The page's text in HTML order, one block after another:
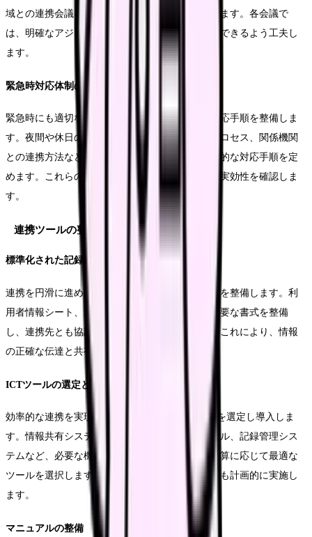
域との連携会議など、目的に応じた会議を設定します。各会議で
は、明確なアジェンダを設定し、実質的な討議ができるよう工夫し
ます。
緊急時対応体制の整備
緊急時にも適切な連携が図れるよう、具体的な対応手順を整備しま
す。夜間や休日の連絡体制、緊急時の意思決定プロセス、関係機関
との連携方法など、想定されるケースごとに具体的な対応手順を定
めます。これらの手順は、定期的な訓練を通じて実効性を確認しま
す。
連携ツールの整備
標準化された記録様式
連携を円滑に進めるため、標準化された記録様式を整備します。利
用者情報シート、連携依頼書、経過記録など、必要な書式を整備
し、連携先とも協議のうえで標準化を図ります。これにより、情報
の正確な伝達と共有が可能となります。
ICTツールの選定と導入
効率的な連携を実現するため、適切なICTツールを選定し導入しま
す。情報共有システム、コミュニケーションツール、記録管理シス
テムなど、必要な機能を検討し、施設の規模や予算に応じて最適な
ツールを選択します。導入後は、使用方法の研修も計画的に実施し
ます。
マニュアルの整備